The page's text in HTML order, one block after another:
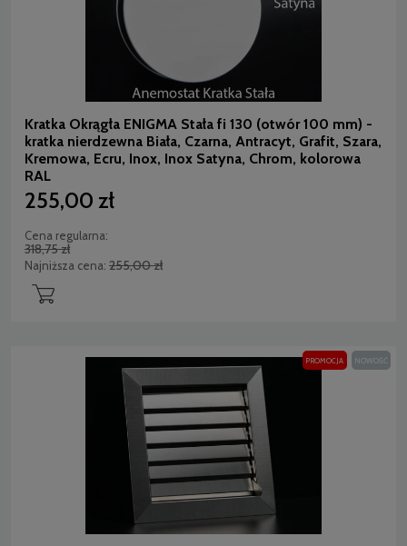
Kratka Okrągła ENIGMA Stała fi 130 (otwór 100 mm) -
kratka nierdzewna Biała, Czarna, Antracyt, Grafit, Szara,
Kremowa, Ecru, Inox, Inox Satyna, Chrom, kolorowa
RAL
255,00 zł
Cena regularna:
318,75 zł
Najniższa cena: 255,00 zł
PROMOCJA NOWOŚĆ